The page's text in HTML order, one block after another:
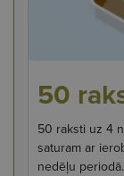
50
50 raksti uz 4
saturam ar
nedēļu periodā.